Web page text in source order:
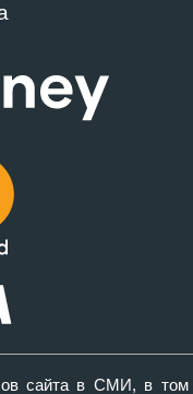
сайта в СМИ, в том